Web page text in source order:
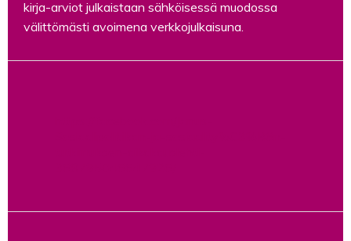
kirja-arviot julkaistaan sähköisessä muodossa
välittömästi avoimena verkkojulkaisuna.